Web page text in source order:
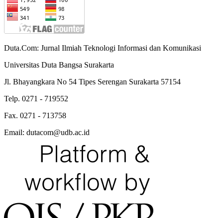
Duta.Com: Jurnal Ilmiah Teknologi Informasi dan Komunikasi
Universitas Duta Bangsa Surakarta
Jl. Bhayangkara No 54 Tipes Serengan Surakarta 57154
Telp. 0271 - 719552
Fax. 0271 - 713758
Email: dutacom@udb.ac.id